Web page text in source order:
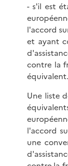
- s'il est
l'accord
et ayant
contre la
équivalent.
Une liste
l'accord
une